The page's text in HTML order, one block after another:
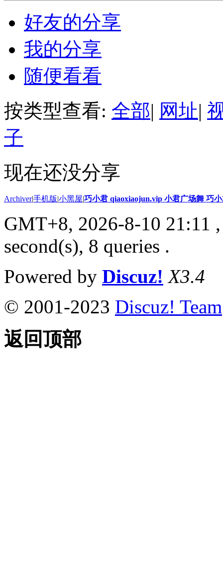
好友的分享
我的分享
随便看看
按类型查看: 全部| 网址|
子
现在还没分享
Archiver|手机版|小黑屋|巧小君 qiaoxiaojun.vip 小君广场舞 巧
GMT+8, 2026-8-10 21:11
second(s), 8 queries .
Powered by Discuz! X3.4
© 2001-2023 Discuz! Team
返回顶部